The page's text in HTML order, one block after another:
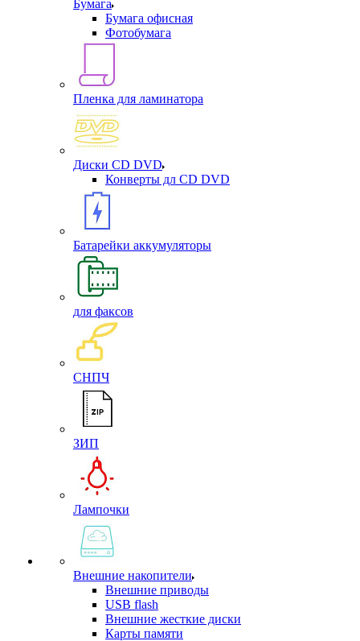
Бумага
Бумага офисная
Фотобумага
Пленка для ламинатора
Диски CD DVD
Конверты дл CD DVD
Батарейки аккумуляторы
для факсов
СНПЧ
ЗИП
Лампочки
Внешние накопители
Внешние приводы
USB flash
Внешние жесткие диски
Карты памяти